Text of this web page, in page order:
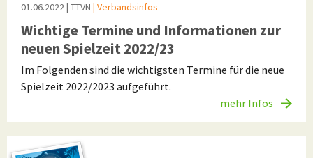
01.06.2022| TTVN | Verbandsinfos
Wichtige Termine und Informationen zur
neuen Spielzeit 2022/23
Im Folgenden sind die wichtigsten Termine für die neue
Spielzeit 2022/2023 aufgeführt.
mehr Infos